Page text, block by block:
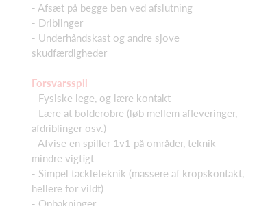
- Afsæt på begge ben ved afslutning
- Driblinger
- Underhåndskast og andre sjove
skudfærdigheder
Forsvarsspil
- Fysiske lege, og lære kontakt
- Lære at bolderobre (løb mellem afleveringer,
afdriblinger osv.)
- Afvise en spiller 1v1 på områder, teknik
mindre vigtigt
- Simpel tackleteknik (massere af kropskontakt,
hellere for vildt)
- Opbakninger